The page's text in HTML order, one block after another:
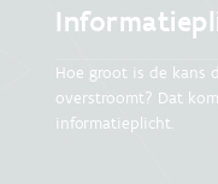
Hoe groot is de kans
overstroomt? Dat
informatieplicht.